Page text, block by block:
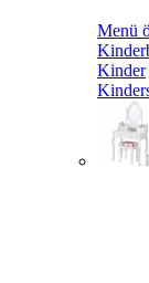
Menü
Kinder